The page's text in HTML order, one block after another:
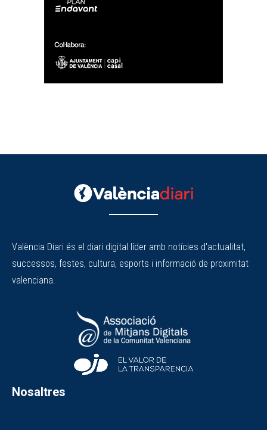
València Diari és el diari digital líder amb notícies d'actualitat,
successos, festes, cultura, esports i informació de proximitat
valenciana.
Nosaltres